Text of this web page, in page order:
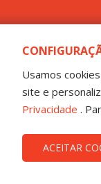
Usamos
site e
Privacidade .
ACEITAR
Rua